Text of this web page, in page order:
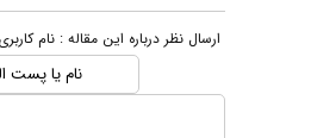
ارسال نظر درباره این مقاله : نام